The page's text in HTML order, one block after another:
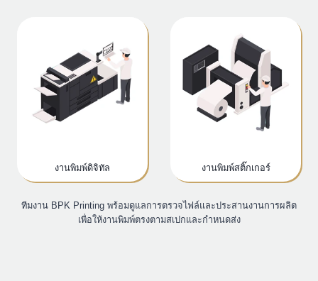
งานพิมพ์ดิจิทัล งานพิมพ์สติ๊กเกอร์
ทีมงาน BPK Printing พร้อมดูแลการตรวจไฟล์และประสานงานการผลิต
เพื่อให้งานพิมพ์ตรงตามสเปกและกำหนดส่ง